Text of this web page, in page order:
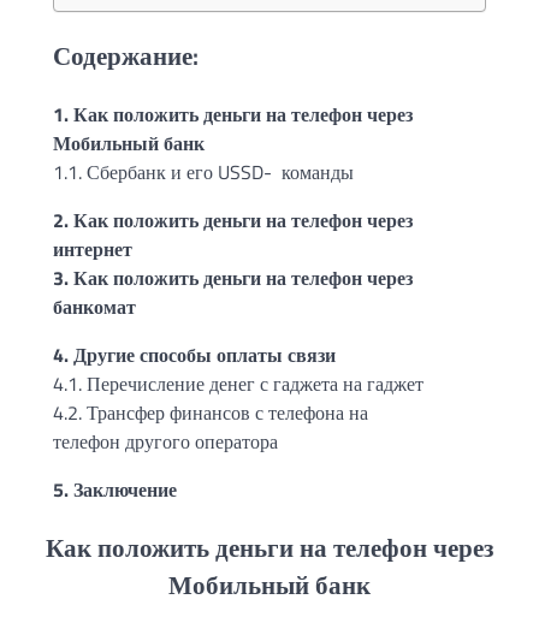
Содержание:
1. Как положить деньги на телефон через
Мобильный банк
1.1. Сбербанк и его USSD- команды
2. Как положить деньги на телефон через
интернет
3. Как положить деньги на телефон через
банкомат
4. Другие способы оплаты связи
4.1. Перечисление денег с гаджета на гаджет
4.2. Трансфер финансов с телефона на
телефон другого оператора
5. Заключение
Как положить деньги на телефон через
Мобильный банк